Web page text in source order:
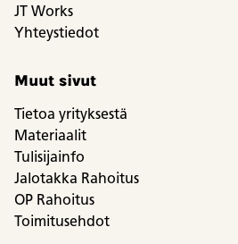
JT Works
Yhteystiedot
Muut sivut
Tietoa yrityksestä
Materiaalit
Tulisijainfo
Jalotakka Rahoitus
OP Rahoitus
Toimitusehdot